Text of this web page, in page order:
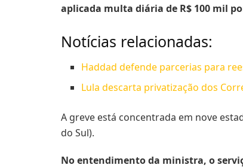
aplicada multa diária de R$ 100 mil
Notícias relacionadas:
Haddad defende parcerias para
Lula descarta privatização dos
A greve está concentrada em nove
do Sul).
No entendimento da ministra, o